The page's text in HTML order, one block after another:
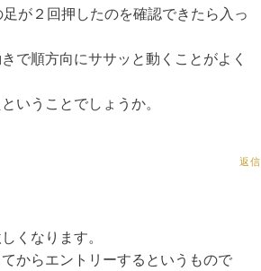
が２回押したのを確認できたら入っ
で順方向にササッと動くことがよく
いうことでしょうか。
返信
くなります。
からエントリーするというもので